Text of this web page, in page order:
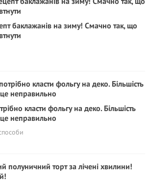
баклажанів на зиму! Смачно так, що
класти фольгу на деко. Більшість
неправильно